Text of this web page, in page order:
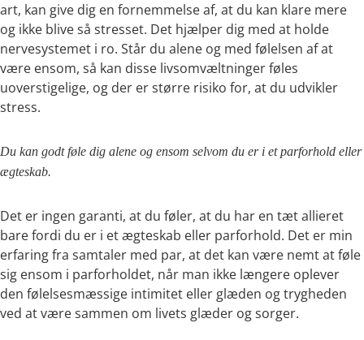
art, kan give dig en fornemmelse af, at du kan klare mere
og ikke blive så stresset. Det hjælper dig med at holde
nervesystemet i ro. Står du alene og med følelsen af at
være ensom, så kan disse livsomvæltninger føles
uoverstigelige, og der er større risiko for, at du udvikler
stress.
Du kan godt føle dig alene og ensom selvom du er i et parforhold eller
ægteskab.
Det er ingen garanti, at du føler, at du har en tæt allieret
bare fordi du er i et ægteskab eller parforhold. Det er min
erfaring fra samtaler med par, at det kan være nemt at føle
sig ensom i parforholdet, når man ikke længere oplever
den følelsesmæssige intimitet eller glæden og trygheden
ved at være sammen om livets glæder og sorger.